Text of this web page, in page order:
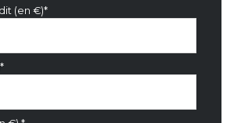
(en €)*